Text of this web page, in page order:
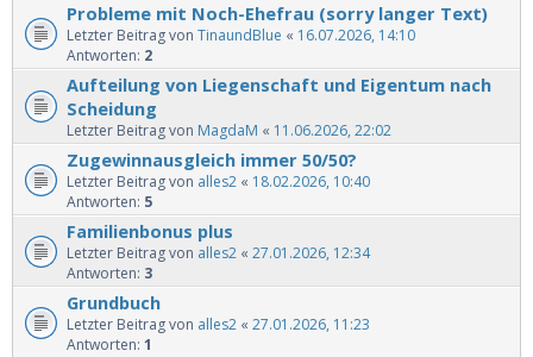
Probleme mit Noch-Ehefrau (sorry langer Text)
Letzter Beitrag von TinaundBlue « 16.07.2026, 14:10
Antworten: 2
Aufteilung von Liegenschaft und Eigentum nach
Scheidung
Letzter Beitrag von MagdaM « 11.06.2026, 22:02
Zugewinnausgleich immer 50/50?
Letzter Beitrag von alles2 « 18.02.2026, 10:40
Antworten: 5
Familienbonus plus
Letzter Beitrag von alles2 « 27.01.2026, 12:34
Antworten: 3
Grundbuch
Letzter Beitrag von alles2 « 27.01.2026, 11:23
Antworten: 1